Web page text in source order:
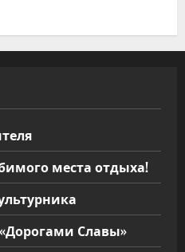
места отдыха!
Славы»